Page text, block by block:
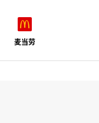
麦当劳